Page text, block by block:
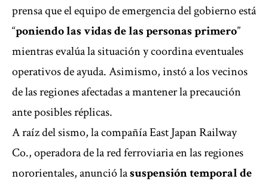
prensa que el equipo de emergencia del gobierno está
“poniendo las vidas de las personas primero”
mientras evalúa la situación y coordina eventuales
operativos de ayuda. Asimismo, instó a los vecinos
de las regiones afectadas a mantener la precaución
ante posibles réplicas.
A raíz del sismo, la compañía East Japan Railway
Co., operadora de la red ferroviaria en las regiones
nororientales, anunció lasuspensión temporal de